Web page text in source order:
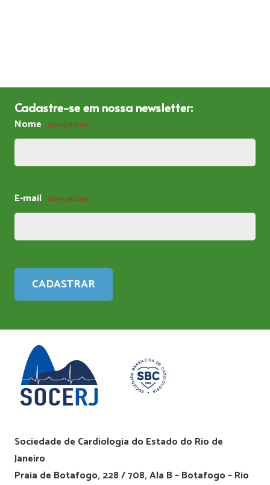
Cadastre-se em nossa newsletter:
Nome (obrigatório)
E-mail (obrigatório)
Sociedade de Cardiologia do Estado do Rio de
Janeiro
Praia de Botafogo, 228 / 708, Ala B – Botafogo – Rio